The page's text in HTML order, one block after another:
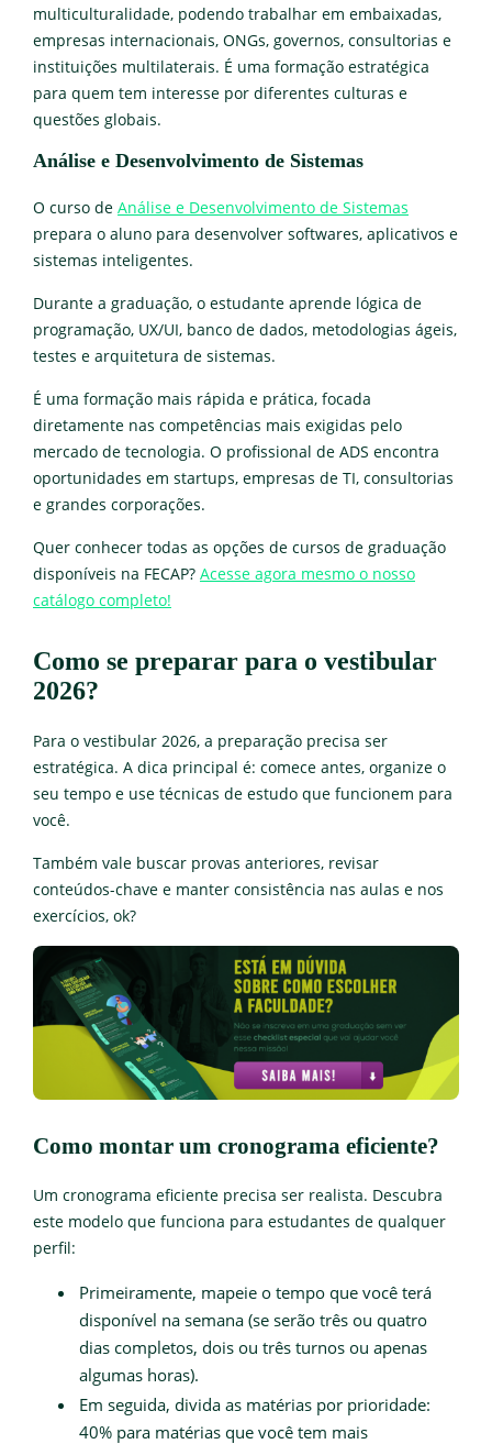
multiculturalidade, podendo trabalhar em embaixadas,
empresas internacionais, ONGs, governos, consultorias e
instituições multilaterais. É uma formação estratégica
para quem tem interesse por diferentes culturas e
questões globais.
Análise e Desenvolvimento de Sistemas
O curso de Análise e Desenvolvimento de Sistemas
prepara o aluno para desenvolver softwares, aplicativos e
sistemas inteligentes.
Durante a graduação, o estudante aprende lógica de
programação, UX/UI, banco de dados, metodologias ágeis,
testes e arquitetura de sistemas.
É uma formação mais rápida e prática, focada
diretamente nas competências mais exigidas pelo
mercado de tecnologia. O profissional de ADS encontra
oportunidades em startups, empresas de TI, consultorias
e grandes corporações.
Quer conhecer todas as opções de cursos de graduação
disponíveis na FECAP? Acesse agora mesmo o nosso
catálogo completo!
Como se preparar para o vestibular
2026?
Para o vestibular 2026, a preparação precisa ser
estratégica. A dica principal é: comece antes, organize o
seu tempo e use técnicas de estudo que funcionem para
você.
Também vale buscar provas anteriores, revisar
conteúdos-chave e manter consistência nas aulas e nos
exercícios, ok?
Como montar um cronograma eficiente?
Um cronograma eficiente precisa ser realista. Descubra
este modelo que funciona para estudantes de qualquer
perfil:
Primeiramente, mapeie o tempo que você terá
disponível na semana (se serão três ou quatro
dias completos, dois ou três turnos ou apenas
algumas horas).
Em seguida, divida as matérias por prioridade:
40% para matérias que você tem mais